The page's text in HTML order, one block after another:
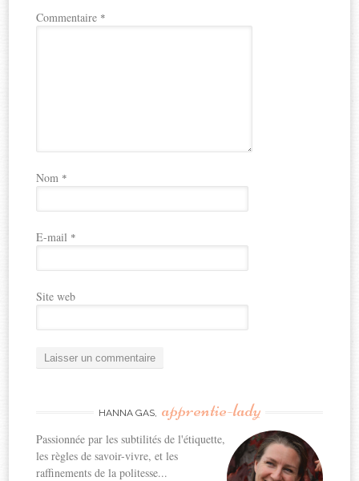
Commentaire *
Nom *
E-mail *
Site web
HANNA GAS, apprentie-lady
Passionnée par les subtilités de l'étiquette,
les règles de savoir-vivre, et les
raffinements de la politesse...